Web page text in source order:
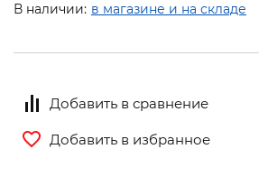
В наличии: в магазине и на складе
Добавить в сравнение
Добавить в избранное